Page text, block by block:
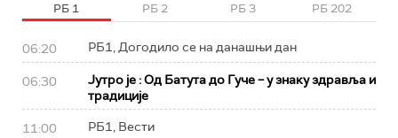
РБ 1 РБ 2 РБ 3 РБ 202
06:20 РБ1, Догодило се на данашњи дан
06:30
Јутро је : Од Батута до Гуче – у знаку здравља и
традиције
11:00 РБ1, Вести